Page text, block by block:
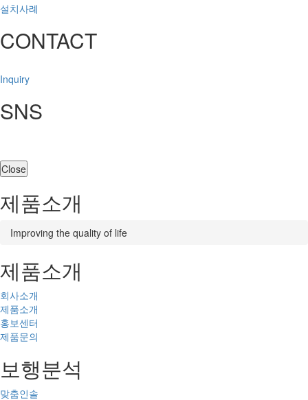
설치사례
CONTACT
Inquiry
SNS
Close
제품소개
Improving the quality of life
제품소개
회사소개
제품소개
홍보센터
제품문의
보행분석
맞춤인솔